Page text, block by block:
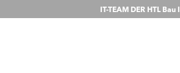
IT-TEAM DER HTL